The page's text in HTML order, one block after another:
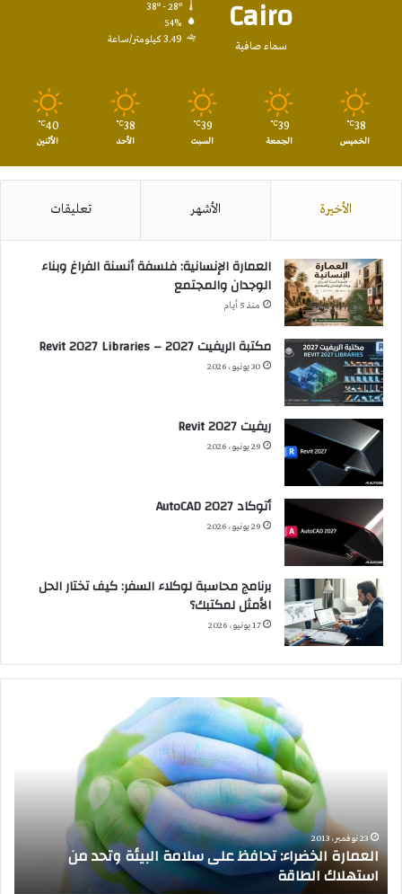
Cairo
سماء صافية
54%
3.49 كيلومتر/ساعة
38
℃
الخميس
39
℃
الجمعة
39
℃
السبت
38
℃
الأحد
40
℃
الأثنين
الأخيرة الأشهر تعليقات
العمارة الإنسانية: فلسفة أنسنة الفراغ وبناء
الوجدان والمجتمع
منذ 5 أيام
مكتبة الريفيت 2027 – Revit 2027 Libraries
30 يونيو، 2026
ريفيت 2027 Revit
29 يونيو، 2026
أتوكاد 2027 AutoCAD
29 يونيو، 2026
برنامج محاسبة لوكلاء السفر: كيف تختار الحل
الأمثل لمكتبك؟
17 يونيو، 2026
من
استهلاك
الطاقة
23 نوفمبر، 2013
العمارة الخضراء: تحافظ على سلامة البيئة وتحد من
استهلاك الطاقة